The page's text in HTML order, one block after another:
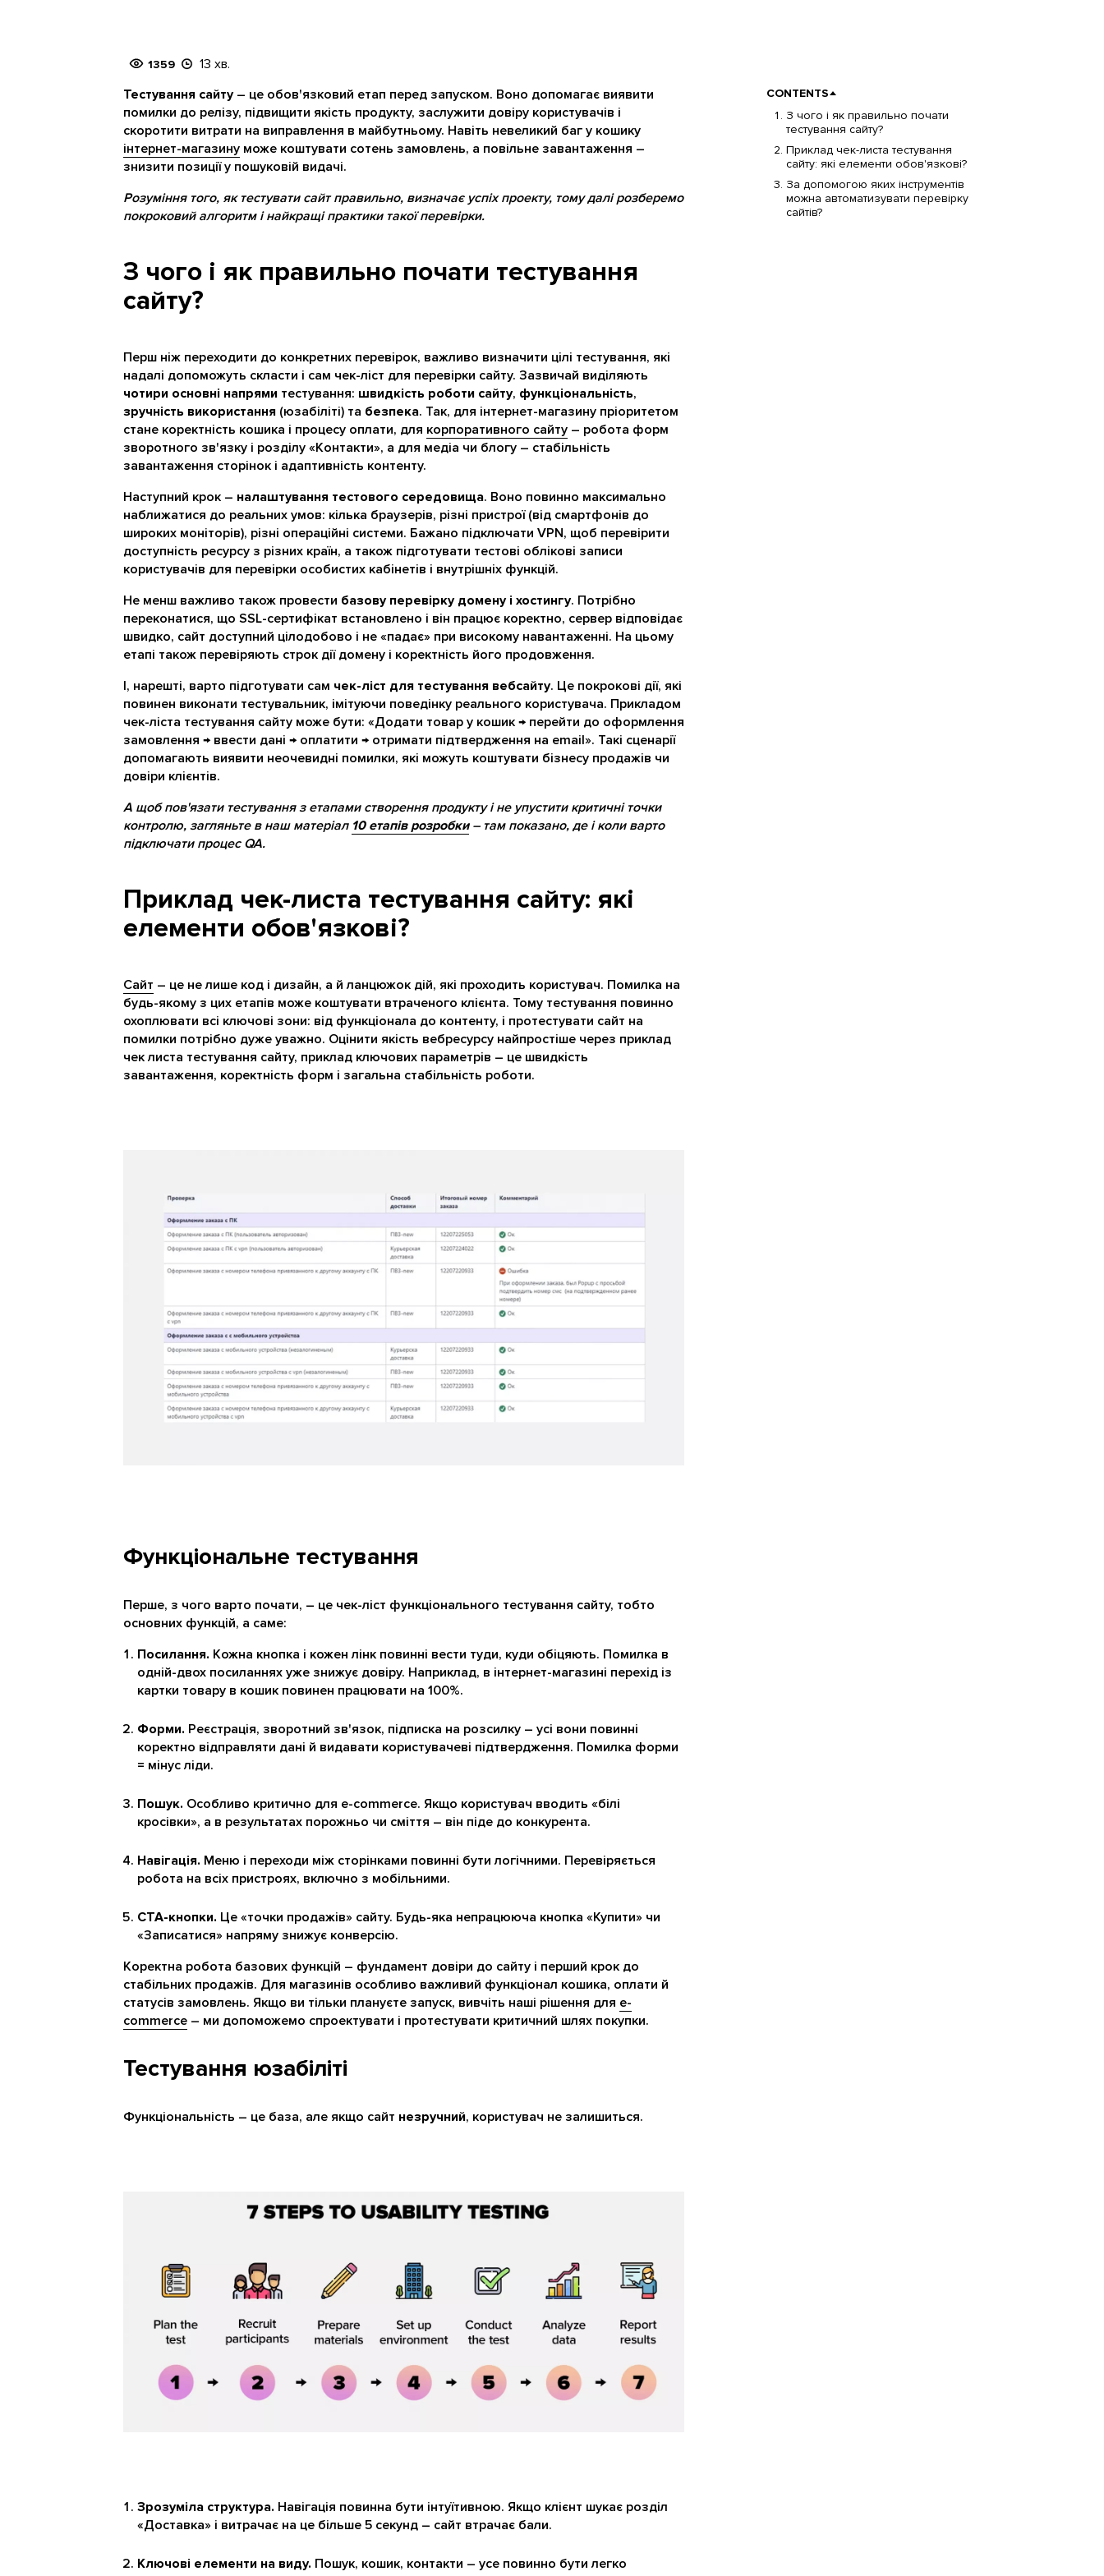
1359 13 хв.
CONTENTS
З чого і як правильно почати
тестування сайту?
Приклад чек-листа тестування
сайту: які елементи обов'язкові?
За допомогою яких інструментів
можна автоматизувати перевірку
сайтів?
Тестування сайту– це обов'язковий етап перед запуском. Воно допомагає виявити
помилки до релізу, підвищити якість продукту, заслужити довіру користувачів і
скоротити витрати на виправлення в майбутньому. Навіть невеликий баг у кошику
інтернет-магазину може коштувати сотень замовлень, а повільне завантаження –
знизити позиції у пошуковій видачі.
Розуміння того, як тестувати сайт правильно, визначає успіх проекту, тому далі розберемо
покроковий алгоритм і найкращі практики такої перевірки.
З чого і як правильно почати тестування
сайту?
Перш ніж переходити до конкретних перевірок, важливо визначити цілі тестування, які
надалі допоможуть скласти і сам чек-ліст для перевірки сайту. Зазвичай виділяють
чотири основні напрями тестування: швидкість роботи сайту, функціональність,
зручність використання (юзабіліті) та безпека. Так, для інтернет-магазину пріоритетом
стане коректність кошика і процесу оплати, для корпоративного сайту – робота форм
зворотного зв'язку і розділу «Контакти», а для медіа чи блогу – стабільність
завантаження сторінок і адаптивність контенту.
Наступний крок – налаштування тестового середовища. Воно повинно максимально
наближатися до реальних умов: кілька браузерів, різні пристрої (від смартфонів до
широких моніторів), різні операційні системи. Бажано підключати VPN, щоб перевірити
доступність ресурсу з різних країн, а також підготувати тестові облікові записи
користувачів для перевірки особистих кабінетів і внутрішніх функцій.
Не менш важливо також провести базову перевірку домену і хостингу. Потрібно
переконатися, що SSL-сертифікат встановлено і він працює коректно, сервер відповідає
швидко, сайт доступний цілодобово і не «падає» при високому навантаженні. На цьому
етапі також перевіряють строк дії домену і коректність його продовження.
І, нарешті, варто підготувати сам чек-ліст для тестування вебсайту. Це покрокові дії, які
повинен виконати тестувальник, імітуючи поведінку реального користувача. Прикладом
чек-ліста тестування сайту може бути: «Додати товар у кошик → перейти до оформлення
замовлення → ввести дані → оплатити → отримати підтвердження на email». Такі сценарії
допомагають виявити неочевидні помилки, які можуть коштувати бізнесу продажів чи
довіри клієнтів.
А щоб пов'язати тестування з етапами створення продукту і не упустити критичні точки
контролю, загляньте в наш матеріал 10 етапів розробки– там показано, де і коли варто
підключати процес QA.
Приклад чек-листа тестування сайту: які
елементи обов'язкові?
Сайт – це не лише код і дизайн, а й ланцюжок дій, які проходить користувач. Помилка на
будь-якому з цих етапів може коштувати втраченого клієнта. Тому тестування повинно
охоплювати всі ключові зони: від функціонала до контенту, і протестувати сайт на
помилки потрібно дуже уважно. Оцінити якість вебресурсу найпростіше через приклад
чек листа тестування сайту, приклад ключових параметрів – це швидкість
завантаження, коректність форм і загальна стабільність роботи.
Функціональне тестування
Перше, з чого варто почати, – це чек-ліст функціонального тестування сайту, тобто
основних функцій, а саме:
Посилання. Кожна кнопка і кожен лінк повинні вести туди, куди обіцяють. Помилка в
одній-двох посиланнях уже знижує довіру. Наприклад, в інтернет-магазині перехід із
картки товару в кошик повинен працювати на 100%.
Форми. Реєстрація, зворотний зв'язок, підписка на розсилку – усі вони повинні
коректно відправляти дані й видавати користувачеві підтвердження. Помилка форми
= мінус ліди.
Пошук. Особливо критично для e-commerce. Якщо користувач вводить «білі
кросівки», а в результатах порожньо чи сміття – він піде до конкурента.
Навігація. Меню і переходи між сторінками повинні бути логічними. Перевіряється
робота на всіх пристроях, включно з мобільними.
CTA-кнопки. Це «точки продажів» сайту. Будь-яка непрацююча кнопка «Купити» чи
«Записатися» напряму знижує конверсію.
Коректна робота базових функцій – фундамент довіри до сайту і перший крок до
стабільних продажів. Для магазинів особливо важливий функціонал кошика, оплати й
статусів замовлень. Якщо ви тільки плануєте запуск, вивчіть наші рішення для e-
commerce – ми допоможемо спроектувати і протестувати критичний шлях покупки.
Тестування юзабіліті
Функціональність – це база, але якщо сайт незручний, користувач не залишиться.
Зрозуміла структура. Навігація повинна бути інтуїтивною. Якщо клієнт шукає розділ
«Доставка» і витрачає на це більше 5 секунд – сайт втрачає бали.
Ключові елементи на виду. Пошук, кошик, контакти – усе повинно бути легко